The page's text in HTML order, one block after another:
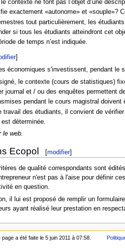
contexte ne font pas l’objet d’une
exactement «autonome» et «souple»?
tout particulièrement, les
si tous les étudiants atteindront cet
de temps n’est indiquée.
]
économiques s'investissent, pendant
le contexte (cours de statistiques)
journal et / ou des enquêtes permettent
pendant le cours magistral
travail des étudiants, il convient de
est déterminée.
le web.
Ecopol [modifier]
de qualité correspondants sont
n'est pas à l'aise pour définir
en question.
il lui est proposé de remplir un
ayant réalisé leur prestation en
a été faite le 5 juin 2011 à 07:58.